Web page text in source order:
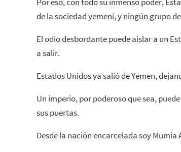
de la sociedad yemení, y ningún grupo
El odio desbordante puede aislar a un
a salir.
Estados Unidos ya salió de Yemen,
Un imperio, por poderoso que sea,
sus puertas.
Desde la nación encarcelada soy Mumia